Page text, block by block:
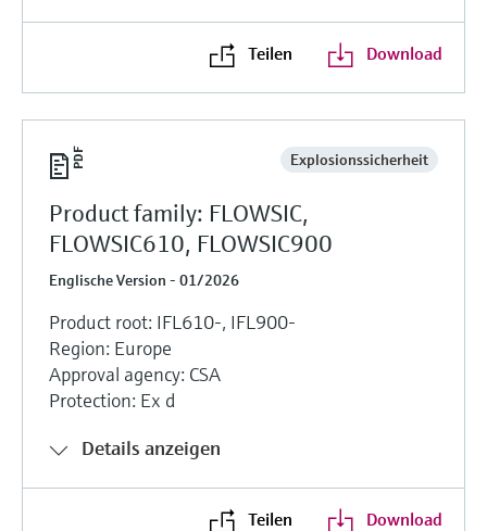
Teilen Download
Explosionssicherheit
Product family: FLOWSIC,
FLOWSIC610, FLOWSIC900
Englische Version - 01/2026
Product root: IFL610-, IFL900-
Region: Europe
Approval agency: CSA
Protection: Ex d
Details anzeigen
Teilen Download